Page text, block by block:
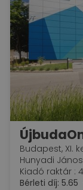
Budapest, XI.
Hunyadi János
Kiadó raktár :
Bérleti díj: